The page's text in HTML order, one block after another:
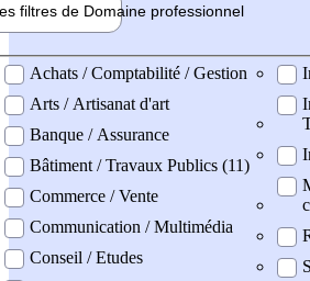
filtres de Domaine professionnel
professionel
Achats / Comptabilité / Gestion
Arts / Artisanat d'art
Banque / Assurance
Bâtiment / Travaux Publics (11)
Commerce / Vente
Communication / Multimédia
Conseil / Etudes